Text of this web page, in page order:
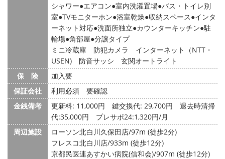
シャワー エアコン 室内洗濯置場 バス・トイレ別
室 TVモニターホン 浴室乾燥 収納スペース インタ
ーネット対応 洗面所独立 カウンターキッチン 駐
輪場 角部屋 分譲タイプ
ミニ冷蔵庫 防犯カメラ インターネット（NTT・
USEN) 防音サッシ 玄関オートライト
保 険
加入要
保証会社
利用必須 要確認
金銭備考
更新料: 11,000円 鍵交換代: 29,700円
退去時清掃
代:35,000円 プレサポ24:1,320円/月
周辺施設
ローソン北白川久保田店/97m (徒歩2分)
フレスコ北白川店/933m (徒歩12分)
京都民医連あすかい病院(信和会)/907m (徒歩12分)